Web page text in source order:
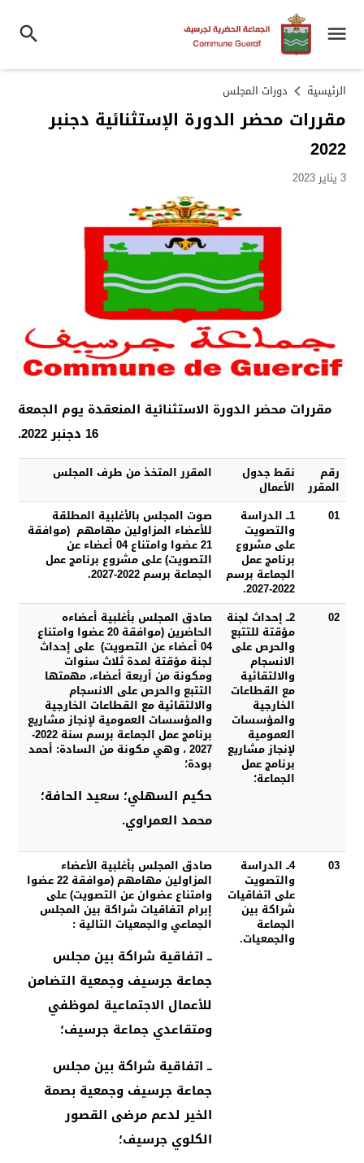
الرئيسية دورات المجلس
مقررات محضر الدورة الإستثنائية دجنبر
2022
3 يناير 2023
مقررات محضرالدورة الاستثنائية المنعقدة يوم الجمعة
16 دجنبر 2022.
رقم
المقرر
نقط جدول
الأعمال
المقرر المتخذ من طرف المجلس
01 1ــ الدراسة
والتصويت
على مشروع
برنامج عمل
الجماعة برسم
2022-2027.
صوت المجلس بالأغلبية المطلقة
للأعضاء المزاولين مهامهم (موافقة
21 عضوا وامتناع 04 أعضاء عن
التصويت) على مشروع برنامج عمل
الجماعة برسم 2022-2027.
02 2ــ إحداث لجنة
مؤقتة للتتبع
والحرص على
الانسجام
والالتقائية
مع القطاعات
الخارجية
والمؤسسات
العمومية
لإنجاز مشاريع
برنامج عمل
الجماعة؛
صادق المجلس بأغلبية أعضاءه
الحاضرين (موافقة 20 عضوا وامتناع
04 أعضاء عن التصويت) على إحداث
لجنة مؤقتة لمدة ثلاث سنوات
ومكونة من أربعة أعضاء، مهمتها
التتبع والحرص على الانسجام
والالتقائية مع القطاعات الخارجية
والمؤسسات العمومية لإنجاز مشاريع
برنامج عمل الجماعة برسم سنة 2022-
2027 ، وهي مكونة من السادة: أحمد
بودة؛
حكيم السهلي؛ سعيد الحافة؛
محمد العمراوي.
03 4ــ الدراسة
والتصويت
على اتفاقيات
شراكة بين
الجماعة
والجمعيات.
صادق المجلس بأغلبية الأعضاء
المزاولين مهامهم (موافقة 22 عضوا
وامتناع عضوان عن التصويت) على
إبرام اتفاقيات شراكة بين المجلس
الجماعي والجمعيات التالية :
ــ اتفاقية شراكة بين مجلس
جماعة جرسيف وجمعية التضامن
للأعمال الاجتماعية لموظفي
ومتقاعدي جماعة جرسيف؛
ــ اتفاقية شراكة بين مجلس
جماعة جرسيف وجمعية بصمة
الخير لدعم مرضى القصور
الكلوي جرسيف؛